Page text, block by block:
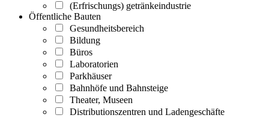
(Erfrischungs) getränkeindustrie
Öffentliche Bauten
Gesundheitsbereich
Bildung
Büros
Laboratorien
Parkhäuser
Bahnhöfe und Bahnsteige
Theater, Museen
Distributionszentren und Ladengeschäfte